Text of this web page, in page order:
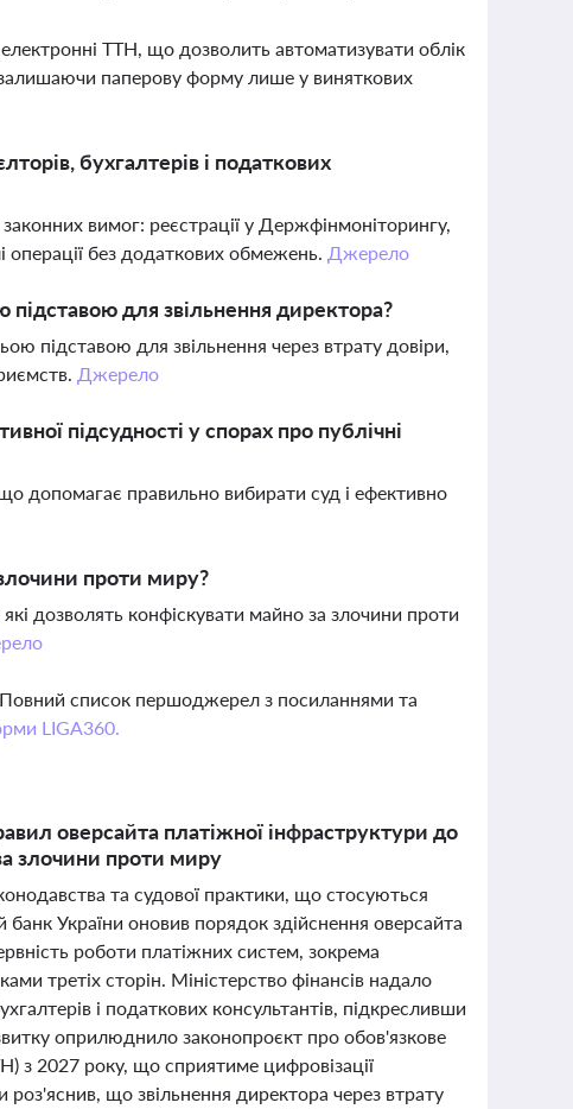
ТТН, що дозволить автоматизувати облік
залишаючи паперову форму лише у виняткових
бухгалтерів і податкових
вимог: реєстрації у Держфінмоніторингу,
операції без додаткових обмежень. Джерело
для звільнення директора?
підставою для звільнення через втрату довіри,
Джерело
підсудності у спорах про публічні
допомагає правильно вибирати суд і ефективно
проти миру?
дозволять конфіскувати майно за злочини проти
список першоджерел з посиланнями та
LIGA360.
оверсайта платіжної інфраструктури до
злочини проти миру
та судової практики, що стосуються
України оновив порядок здійснення оверсайта
роботи платіжних систем, зокрема
третіх сторін. Міністерство фінансів надало
і податкових консультантів, підкресливши
оприлюднило законопроєкт про обов'язкове
з 2027 року, що сприятиме цифровізації
що звільнення директора через втрату